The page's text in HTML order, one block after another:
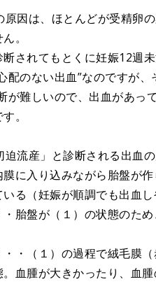
因は、ほとんどが受精卵
。
されてもとくに妊娠12週
配のない出血”なのですが
が難しいので、出血があっ
。
迫流産」と診断される出血
膜に入り込みながら胎盤が
る（妊娠が順調でも出血し
・胎盤が（１）の状態のた
・・（１）の過程で絨毛膜
血腫が大きかったり、血